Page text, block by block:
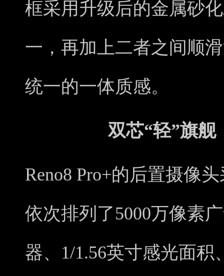
框采用升级后的金属砂
一，再加上二者之间顺
统一的一体质感。
双芯“轻”旗舰
Reno8 Pro+的后置摄像
依次排列了5000万像素
器、1/1.56英寸感光面积